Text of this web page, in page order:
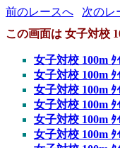
前のレースへ 次のレ
この画面は 女子対校
女子対校 100m ﾀ
女子対校 100m ﾀ
女子対校 100m ﾀ
女子対校 100m ﾀ
女子対校 100m ﾀ
女子対校 100m ﾀ